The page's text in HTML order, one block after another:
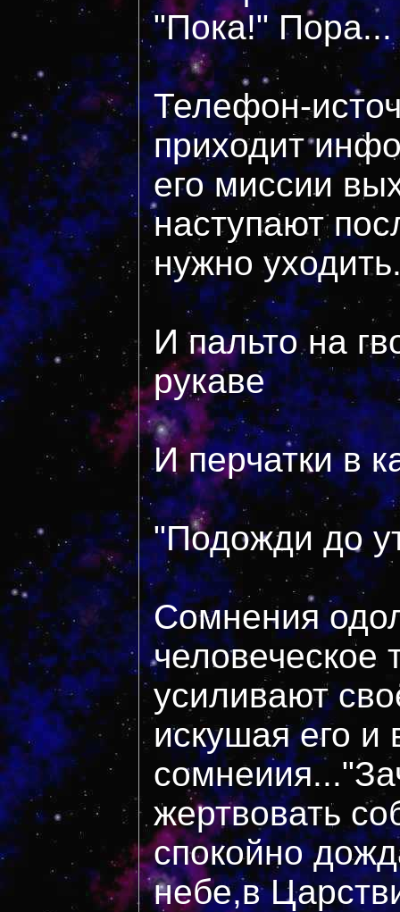
"Пока!" Пора...
Телефон-
приходит
его миссии
наступают
нужно
И пальто на
рукаве
И перчатки в
"Подожди до
Сомнения
человеческое
усиливают
искушая его и
жертвовать
спокойно
небе,в